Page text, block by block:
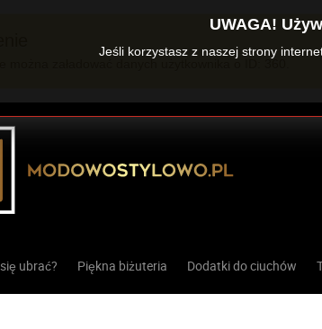
ubrać? Piękna biżuteria Dodatki do ciuchów
UWAGA!
Jeśli korzystasz z naszej strony